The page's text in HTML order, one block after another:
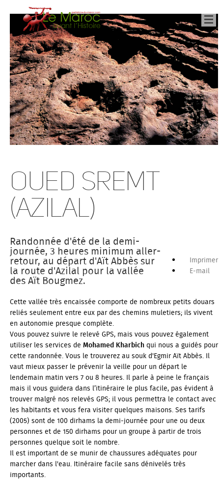
Oued Sremt
(Azilal)
Imprimer
E-mail
Randonnée d'été de la demi-
journée, 3 heures minimum aller-
retour, au départ d'Aït Abbès sur
la route d'Azilal pour la vallée
des Aït Bougmez.
Cette vallée très encaissée comporte de nombreux petits douars
reliés seulement entre eux par des chemins muletiers; ils vivent
en autonomie presque complète.
Vous pouvez suivre le relevé GPS, mais vous pouvez également
utiliser les services de Mohamed Kharbichqui nous a guidés pour
cette randonnée. Vous le trouverez au souk d'Egmir Aït Abbès. Il
vaut mieux passer le prévenir la veille pour un départ le
lendemain matin vers 7 ou 8 heures. Il parle à peine le français
mais il vous guidera dans l’itinéraire le plus facile, pas évident à
trouver malgré nos relevés GPS; il vous permettra le contact avec
les habitants et vous fera visiter quelques maisons. Ses tarifs
(2005) sont de 100 dirhams la demi-journée pour une ou deux
personnes et de 150 dirhams pour un groupe à partir de trois
personnes quelque soit le nombre.
Il est important de se munir de chaussures adéquates pour
marcher dans l'eau. Itinéraire facile sans dénivelés très
importants.